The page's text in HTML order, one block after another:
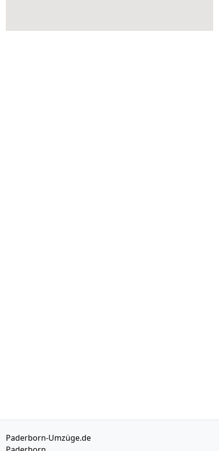
Paderborn-Umzüge.de